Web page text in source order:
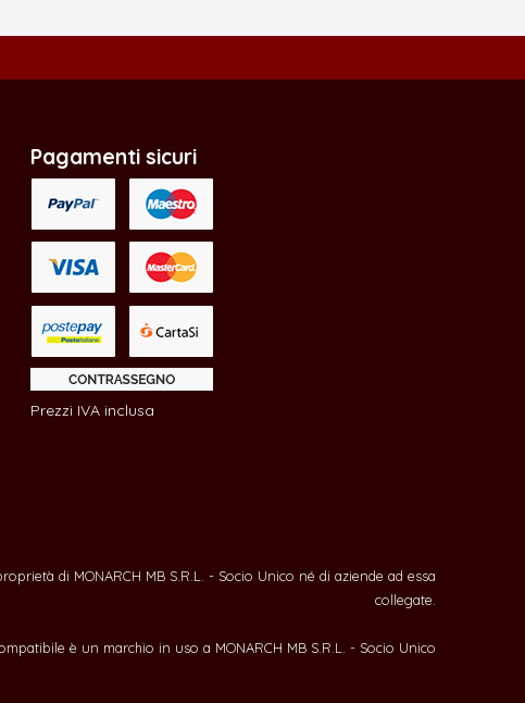
Pagamenti sicuri
Prezzi IVA inclusa
di MONARCH MB S.R.L. - Socio Unico né di aziende ad essa
collegate.
è un marchio in uso a MONARCH MB S.R.L. - Socio Unico